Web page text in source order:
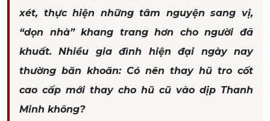
xét, thực hiện những tâm nguyện sang vị,
“dọn nhà” khang trang hơn cho người đã
khuất. Nhiều gia đình hiện đại ngày nay
thường băn khoăn: Có nên thay hũ tro cốt
cao cấp mới thay cho hũ cũ vào dịp Thanh
Minh không?